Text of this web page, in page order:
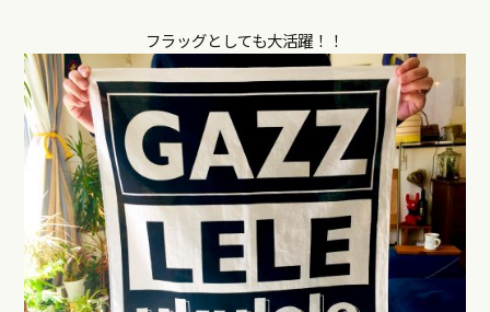
フラッグとしても大活躍！！